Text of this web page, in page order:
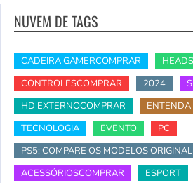
NUVEM DE TAGS
CADEIRA GAMERCOMPRAR
CONTROLESCOMPRAR
2024
HD EXTERNOCOMPRAR
ENTENDA
TECNOLOGIA
EVENTO
PC
PS5: COMPARE OS MODELOS ORIGINAL
ACESSÓRIOSCOMPRAR
ESPORT